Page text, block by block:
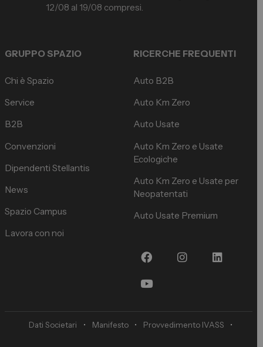
12/08 al 19/08 compresi.
GRUPPO SPAZIO
Chi è Spazio
Service
B2B
Convenzioni
Dipendenti Stellantis
News
Spazio Campus
Lavora con noi
RICERCHE FREQUENTI
Auto B2B
Auto Km Zero
Auto Usate
Auto Km Zero e Usate
Ecologiche
Auto Km Zero e Usate per
Neopatentati
Auto Usate Premium
Dati Societari • Manifesto • Provvedimento IVASS •